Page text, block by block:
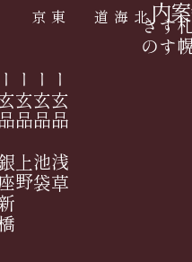
店舗案内
北海道 の
東京
ー玄品 浅草
ー玄品 池袋
ー玄品 上野
新橋